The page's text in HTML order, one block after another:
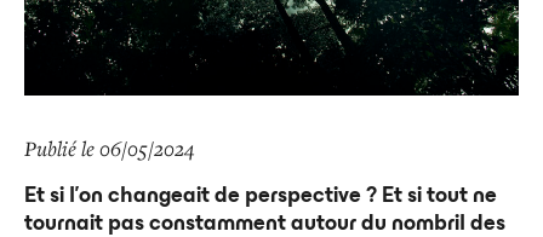
Publié le 06/05/2024
Et si l’on changeait de perspective ? Et si tout ne
tournait pas constamment autour du nombril des